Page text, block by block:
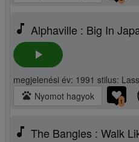
music_note Alphaville : Big In
play_arrow
megjelenési év: 1991 stilus:
pets Nyomot hagyok 1
music_note The Bangles : Walk